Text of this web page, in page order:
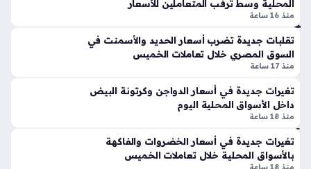
ري
في
حا
دث
ة
س
طو
م
سل
ح
الم
ص
ري
ة
منذ
8
سا
عا
ت
استقراراً نسبياً في سعر المعدن النفيس مقابل العملة الوطنية،
المحلية وسط ترقب المتعاملين للأسعار
منذ 16 ساعة
تقلبات جديدة تضرب أسعار الحديد والأسمنت في
السوق المصري خلال تعاملات الخميس
منذ 17 ساعة
تغيرات جديدة في أسعار الدواجن وكرتونة البيض
داخل الأسواق المحلية اليوم
منذ 18 ساعة
تغيرات جديدة في أسعار الخضروات والفاكهة
بالأسواق المحلية خلال تعاملات الخميس